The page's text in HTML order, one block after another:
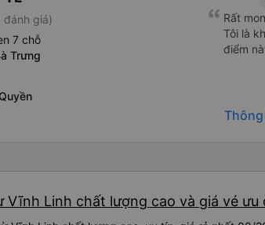
đánh giá)
7 chỗ
Trưng
Rất
Tôi là
điểm
Linh chất lượng cao và giá vé ưu